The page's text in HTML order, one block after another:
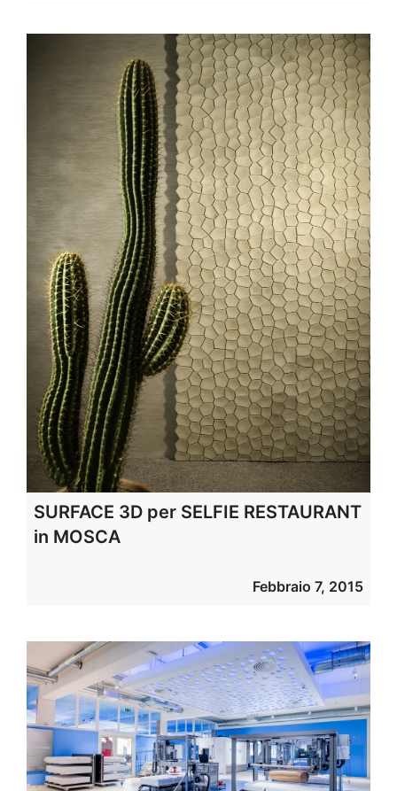
SURFACE 3D per SELFIE RESTAURANT
in MOSCA
Febbraio 7, 2015